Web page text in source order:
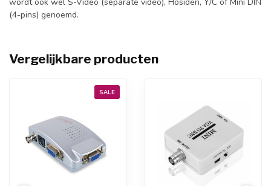
(4-pins) genoemd.
Vergelijkbare producten
SALE